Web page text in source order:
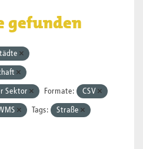
gefunden
Sektor Formate: CSV
Tags: Straße